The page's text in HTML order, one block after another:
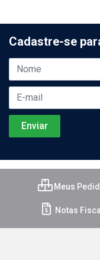
Cadastre-se
Meus
Notas